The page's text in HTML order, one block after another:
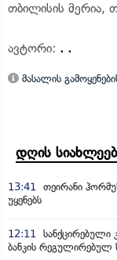
თბილისის მერია,
ავტორი: . .
მასალის
დღის
13:41 თეირანი
უყენებს
12:11 სანქცირებული
ბანკის რეგულირებულ